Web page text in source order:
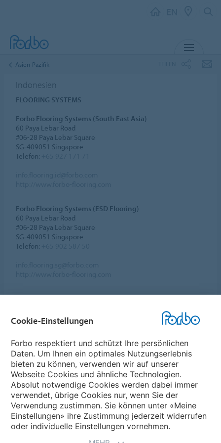
Asien-Pazifik
Indonesien
FLOORING SYSTEMS
Forbo Flooring Systems (South East Asia)
60 Paya Lebar Road
#06-28 Paya Lebar Square
SG-409051 Singapore
Telefon:
Forbo Flooring Systems (ESD Flooring)
60 Paya Lebar Road
#06-28 Paya Lebar Square
SG-409051 Singapore
Telefon:
Forbo-Gruppe
Forbo Flooring Systems
Forbo Movement Systems
Cookie-Einstellungen
Forbo respektiert und schützt Ihre persönlichen
Daten. Um Ihnen ein optimales Nutzungserlebnis
bieten zu können, verwenden wir auf unserer
Webseite Cookies und ähnliche Technologien.
Absolut notwendige Cookies werden dabei immer
verwendet, übrige Cookies nur, wenn Sie der
Verwendung zustimmen. Sie können unter «Meine
Einstellungen» ihre Zustimmung jederzeit widerrufen
oder individuelle Einstellungen vornehmen.